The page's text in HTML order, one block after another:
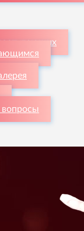
вопросы